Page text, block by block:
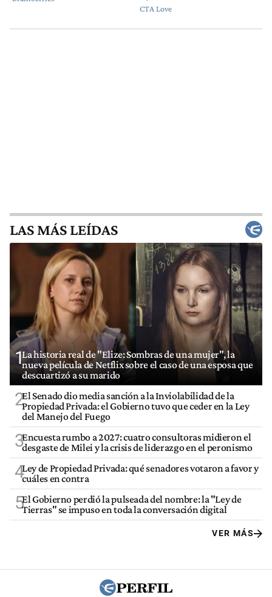
LAS MÁS LEÍDAS
1La historia real de "Elize: Sombras de una mujer", la
nueva película de Netflix sobre el caso de una esposa que
descuartizó a su marido
2El Senado dio media sanción a la Inviolabilidad de la
Propiedad Privada: el Gobierno tuvo que ceder en la Ley
del Manejo del Fuego
3Encuesta rumbo a 2027: cuatro consultoras midieron el
desgaste de Milei y la crisis de liderazgo en el peronismo
4Ley de Propiedad Privada: qué senadores votaron a favor y
cuáles en contra
5El Gobierno perdió la pulseada del nombre: la "Ley de
Tierras" se impuso en toda la conversación digital
VER MÁS